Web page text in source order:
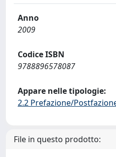
Anno
2009
Codice ISBN
9788896578087
Appare nelle tipologie:
2.2 Prefazione/
File in questo prodotto: